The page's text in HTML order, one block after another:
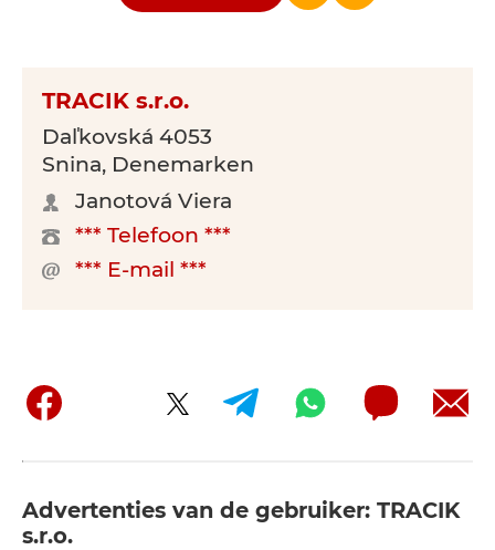
TRACIK s.r.o.
Daľkovská 4053
Snina, Denemarken
Janotová Viera
*** Telefoon ***
*** E-mail ***
Advertenties van de gebruiker: TRACIK
s.r.o.